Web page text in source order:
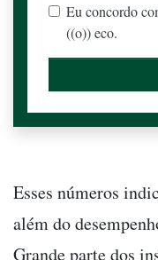
Eu concordo
((o)) eco.
Esses números
além do
Grande parte dos